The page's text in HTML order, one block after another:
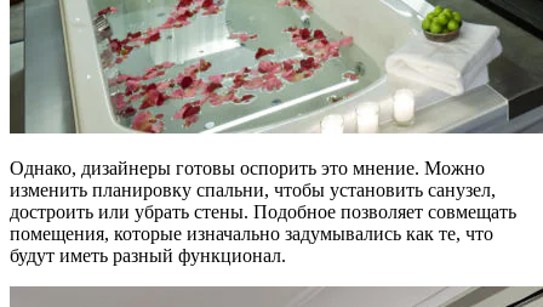
Однако, дизайнеры готовы оспорить это мнение. Можно
изменить планировку спальни, чтобы установить санузел,
достроить или убрать стены. Подобное позволяет совмещать
помещения, которые изначально задумывались как те, что
будут иметь разный функционал.